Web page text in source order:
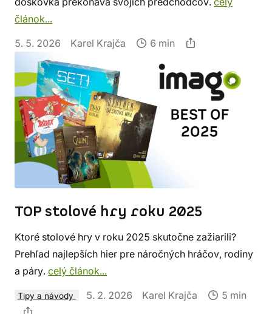
článok...
5. 5. 2026
Karel Krajča 6 min
TOP stolové hry roku 2025
Ktoré stolové hry v roku 2025 skutočne zažiarili?
Prehľad najlepších hier pre náročných hráčov, rodiny
a páry. celý článok...
Tipy a návody 5. 2. 2026 Karel Krajča 5 min